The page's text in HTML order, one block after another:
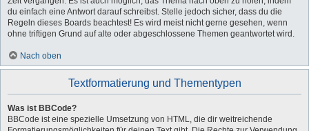
du einfach eine Antwort darauf schreibst. Stelle jedoch sicher, dass du die
Regeln dieses Boards beachtest! Es wird meist nicht gerne gesehen, wenn
ohne triftigen Grund auf alte oder abgeschlossene Themen geantwortet wird.
Nach oben
Textformatierung und Thementypen
Was ist BBCode?
BBCode ist eine spezielle Umsetzung von HTML, die dir weitreichende